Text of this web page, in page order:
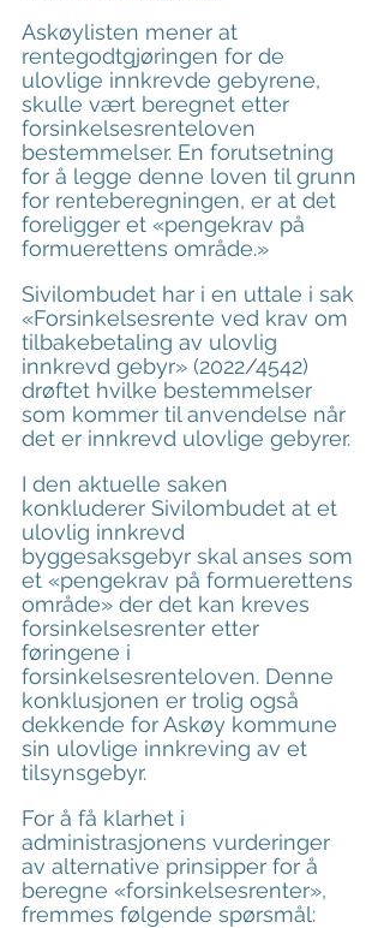
Askøylisten mener at
rentegodtgjøringen for de
ulovlige innkrevde gebyrene,
skulle vært beregnet etter
forsinkelsesrenteloven
bestemmelser. En forutsetning
for å legge denne loven til grunn
for renteberegningen, er at det
foreligger et «pengekrav på
formuerettens område.»
Sivilombudet har i en uttale i sak
«Forsinkelsesrente ved krav om
tilbakebetaling av ulovlig
innkrevd gebyr» (2022/4542)
drøftet hvilke bestemmelser
som kommer til anvendelse når
det er innkrevd ulovlige gebyrer.
I den aktuelle saken
konkluderer Sivilombudet at et
ulovlig innkrevd
byggesaksgebyr skal anses som
et «pengekrav på formuerettens
område» der det kan kreves
forsinkelsesrenter etter
føringene i
forsinkelsesrenteloven. Denne
konklusjonen er trolig også
dekkende for Askøy kommune
sin ulovlige innkreving av et
tilsynsgebyr.
For å få klarhet i
administrasjonens vurderinger
av alternative prinsipper for å
beregne «forsinkelsesrenter»,
fremmes følgende spørsmål: